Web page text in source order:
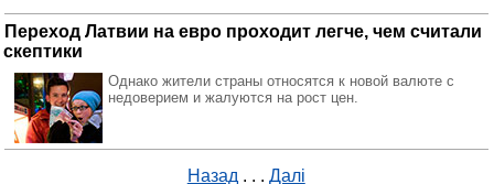
Переход Латвии на евро проходит легче, чем считали
скептики
Однако жители страны относятся к новой валюте с
недоверием и жалуются на рост цен.
Назад . . . Далі